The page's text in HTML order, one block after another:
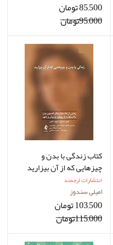
85,500 تومان
95,000تومان
کتاب زندگی با بدن و
چیزهایی که از آن بیزارید
انتشارات ارجمند
امیلی سندوز
103,500 تومان
115,000تومان